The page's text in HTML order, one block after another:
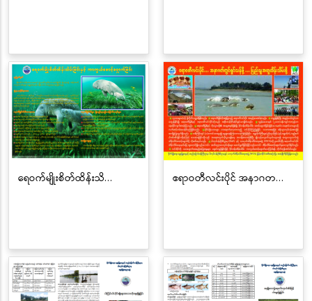
ရေဝက်မျိုးစိတ်ထိန်းသိ… ဧရာဝတီလင်းပိုင် အနာဂတ…